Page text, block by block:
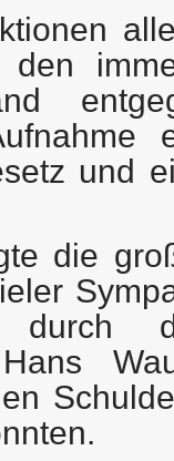
und
die
durch
Hans